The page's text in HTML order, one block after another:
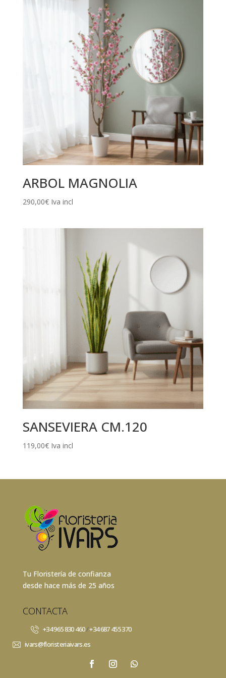
ARBOL MAGNOLIA
290,00€ Iva incl
SANSEVIERA CM.120
119,00€ Iva incl
Tu Floristería de confianza
desde hace más de 25 años
CONTACTA
+34 965 830 460/+34 687 455 370
ivars@floristeriaivars.es